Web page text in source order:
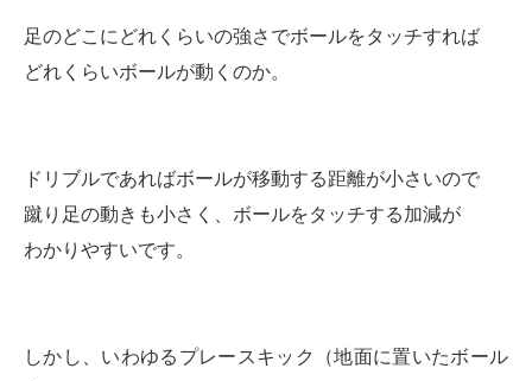
足のどこにどれくらいの強さでボールをタッチすれば
どれくらいボールが動くのか。
ドリブルであればボールが移動する距離が小さいので
蹴り足の動きも小さく、ボールをタッチする加減が
わかりやすいです。
しかし、いわゆるプレースキック（地面に置いたボール